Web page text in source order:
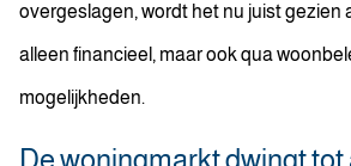
overgeslagen, wordt het nu juist gezien
alleen financieel, maar ook qua
mogelijkheden.
De woningmarkt dwingt